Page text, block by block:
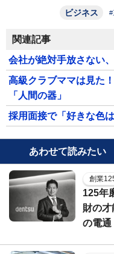
ビジネス #
関連記事
会社が絶対手放さない
高級クラブママは見た
「人間の器」
採用面接で「好きな色
あわせて読みたい
創業
125年
財の
の電通